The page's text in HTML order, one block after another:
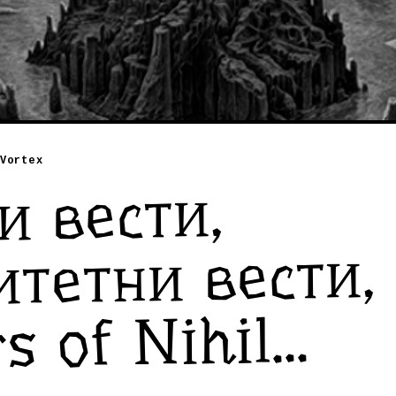
Vortex
вести,
вести,
of Nihil...